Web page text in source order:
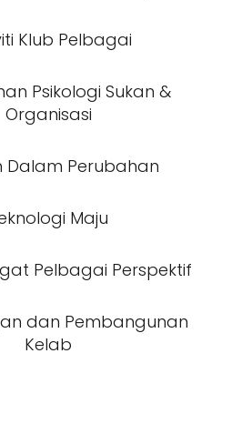
Klub Pelbagai
Psikologi Sukan &
Organisasi
Dalam Perubahan
Maju
Pelbagai Perspektif
dan Pembangunan
Kelab